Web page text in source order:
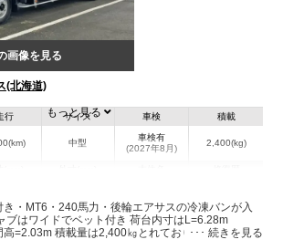
画像を見る
(北海道)
行 サイズ
中型
車検
車検有
(2027年8月)
積載
2,400(kg)
もっと見る
・MT6・240馬力・後輪エアサスの冷凍バンが入
ブはワイドでベット付き 荷台内寸はL=6.28m
=2.03m 積載量は2,400㎏とれております。 冷凍機